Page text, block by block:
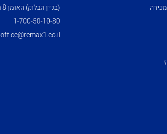
(בניין הבלוק) האומן 8 חדרה
1­-700­-50-­10-­80
office@remax1.co.il